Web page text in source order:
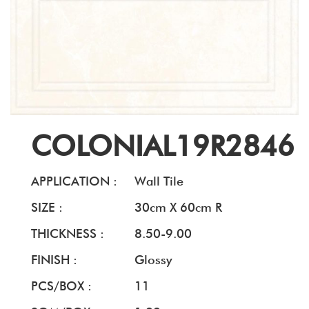
COLONIAL19R2846
APPLICATION :
Wall Tile
SIZE :
30cm X 60cm R
THICKNESS :
8.50-9.00
FINISH :
Glossy
PCS/BOX :
11